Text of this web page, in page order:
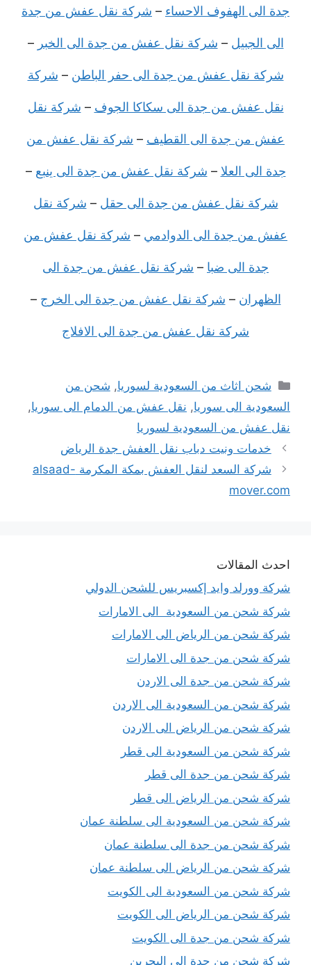
جدة الى الهفوف الاحساء – شركة نقل عفش من جدة
الى الجبيل – شركة نقل عفش من جدة الى الخبر –
شركة نقل عفش من جدة الى حفر الباطن – شركة
نقل عفش من جدة الى سكاكا الجوف – شركة نقل
عفش من جدة الى القطيف – شركة نقل عفش من
جدة الى العلا – شركة نقل عفش من جدة الى ينبع –
شركة نقل عفش من جدة الى حقل – شركة نقل
عفش من جدة الى الدوادمي – شركة نقل عفش من
جدة الى ضبا – شركة نقل عفش من جدة الى
الظهران – شركة نقل عفش من جدة الى الخرج –
شركة نقل عفش من جدة الى الافلاج
التصنيفات
شحن اثاث من السعودية لسوريا, شحن من
السعودية الى سوريا, نقل عفش من الدمام الى سوريا,
نقل عفش من السعودية لسوريا
خدمات ونيت دباب نقل العفش جدة الرياض
شركة السعد لنقل العفش بمكة المكرمة alsaad-
mover.com
احدث المقالات
شركة وورلد وايد إكسبريس للشحن الدولي
شركة شحن من السعودية الى الامارات
شركة شحن من الرياض الى الامارات
شركة شحن من جدة الى الامارات
شركة شحن من جدة الى الاردن
شركة شحن من السعودية الى الاردن
شركة شحن من الرياض الى الاردن
شركة شحن من السعودية الى قطر
شركة شحن من جدة الى قطر
شركة شحن من الرياض الى قطر
شركة شحن من السعودية الى سلطنة عمان
شركة شحن من جدة الى سلطنة عمان
شركة شحن من الرياض الى سلطنة عمان
شركة شحن من السعودية الى الكويت
شركة شحن من الرياض الى الكويت
شركة شحن من جدة الى الكويت
شركة شحن من جدة الى البحرين